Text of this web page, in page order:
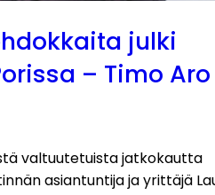
julki
– Timo Aro
valtuutetuista jatkokautta
asiantuntija ja yrittäjä